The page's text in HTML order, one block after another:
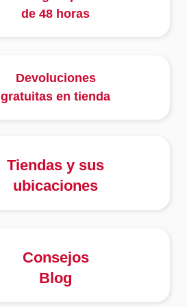
de 48 horas
Devoluciones
gratuitas en tienda
Tiendas y sus
ubicaciones
Consejos
Blog